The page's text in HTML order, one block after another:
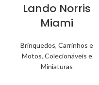
Lando Norris
Miami
Brinquedos, Carrinhos e
Motos, Colecionáveis e
Miniaturas